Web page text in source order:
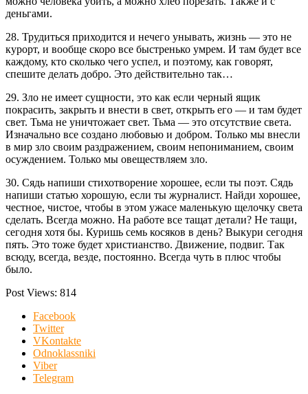
деньгами.
28. Трудиться приходится и нечего унывать, жизнь — это не
курорт, и вообще скоро все быстренько умрем. И там будет все
каждому, кто сколько чего успел, и поэтому, как говорят,
спешите делать добро. Это действительно так…
29. Зло не имеет сущности, это как если черный ящик
покрасить, закрыть и внести в свет, открыть его — и там будет
свет. Тьма не уничтожает свет. Тьма — это отсутствие света.
Изначально все создано любовью и добром. Только мы внесли
в мир зло своим раздражением, своим непониманием, своим
осуждением. Только мы овеществляем зло.
30. Сядь напиши стихотворение хорошее, если ты поэт. Сядь
напиши статью хорошую, если ты журналист. Найди хорошее,
честное, чистое, чтобы в этом ужасе маленькую щелочку света
сделать. Всегда можно. На работе все тащат детали? Не тащи,
сегодня хотя бы. Куришь семь косяков в день? Выкури сегодня
пять. Это тоже будет христианство. Движение, подвиг. Так
всюду, всегда, везде, постоянно. Всегда чуть в плюс чтобы
было.
Post Views: 814
Facebook
Twitter
VKontakte
Odnoklassniki
Viber
Telegram